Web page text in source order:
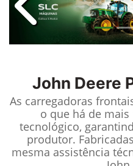
John Deere
As carregadoras
o que há de
tecnológico,
produtor.
mesma assistência